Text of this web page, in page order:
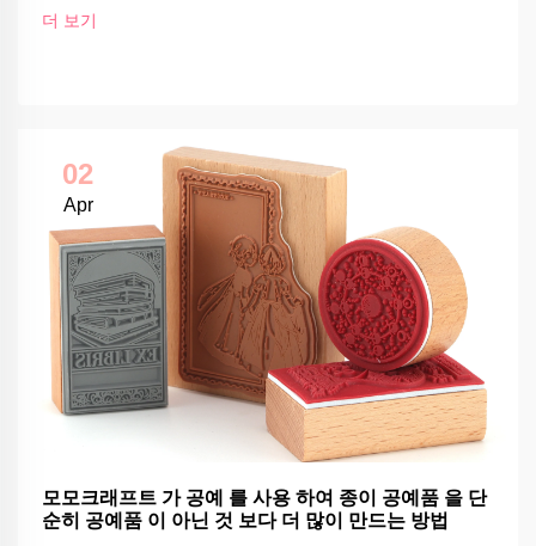
더 보기
02
Apr
모모크래프트 가 공예 를 사용 하여 종이 공예품 을 단
순히 공예품 이 아닌 것 보다 더 많이 만드는 방법